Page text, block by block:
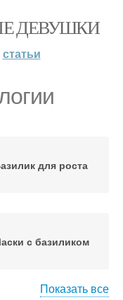
ДЕВУШКИ
статьи
для роста
с базиликом
Показать все